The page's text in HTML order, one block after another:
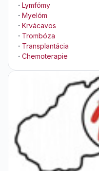
· Lymfómy
· Myelóm
· Krvácavos
· Trombóza
· Transplantácia
· Chemoterapie